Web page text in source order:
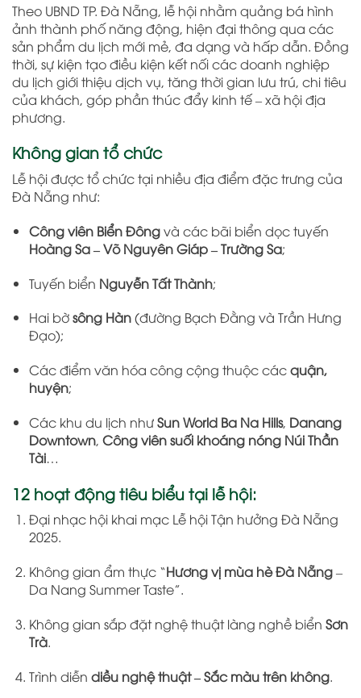
Theo UBND TP. Đà Nẵng, lễ hội nhằm quảng bá hình
ảnh thành phố năng động, hiện đại thông qua các
sản phẩm du lịch mới mẻ, đa dạng và hấp dẫn. Đồng
thời, sự kiện tạo điều kiện kết nối các doanh nghiệp
du lịch giới thiệu dịch vụ, tăng thời gian lưu trú, chi tiêu
của khách, góp phần thúc đẩy kinh tế – xã hội địa
phương.
Không gian tổ chức
Lễ hội được tổ chức tại nhiều địa điểm đặc trưng của
Đà Nẵng như:
Công viên Biển Đôngvà các bãi biển dọc tuyến
Hoàng Sa – Võ Nguyên Giáp – Trường Sa;
Tuyến biển Nguyễn Tất Thành;
Hai bờsông Hàn(đường Bạch Đằng và Trần Hưng
Đạo);
Các điểm văn hóa công cộng thuộc cácquận,
huyện;
Các khu du lịch nhưSun World Ba Na Hills, Danang
Downtown, Công viên suối khoáng nóng Núi Thần
Tài…
12 hoạt động tiêu biểu tại lễ hội:
Đại nhạc hội khai mạc Lễ hội Tận hưởng Đà Nẵng
2025.
Không gian ẩm thực “Hương vị mùa hè Đà Nẵng–
Da Nang Summer Taste”.
Không gian sắp đặt nghệ thuật làng nghề biển Sơn
Trà.
Trình diễn diều nghệ thuật – Sắc màu trên không.